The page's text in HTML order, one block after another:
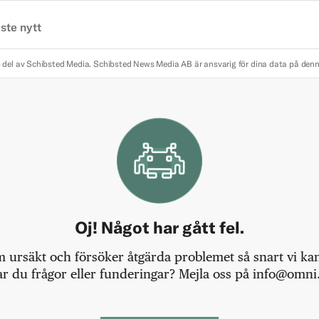
nytt
del av Schibsted Media. Schibsted News Media AB är ansvarig för dina data på
Oj! Något har gått fel.
ursäkt och försöker åtgärda problemet så snart vi
du frågor eller funderingar? Mejla oss på